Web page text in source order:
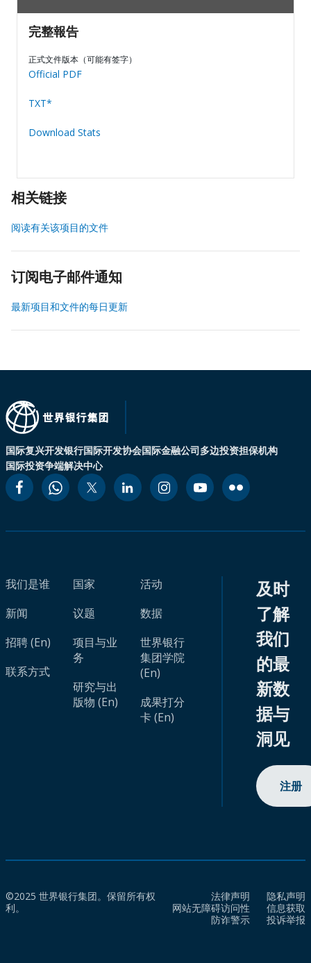
完整報告
正式文件版本（可能有签字）
Official PDF
TXT*
Download Stats
相关链接
阅读有关该项目的文件
订阅电子邮件通知
最新项目和文件的每日更新
国际复兴开发银行国际开发协会国际金融公司多边投资担保机构
国际投资争端解决中心
我们是谁
新闻
招聘 (En)
联系方式
国家
议题
项目与业
务
研究与出
版物 (En)
活动
数据
世界银行
集团学院
(En)
成果打分
卡 (En)
及时
了解
我们
的最
新数
据与
洞见
注册
©2025 世界银行集团。保留所有权
利。
法律声明
隐私声明
网站无障碍访问性
信息获取
防诈警示
投诉举报